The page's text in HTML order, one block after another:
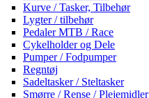
Kurve / Tasker, Tilbehør
Lygter / tilbehør
Pedaler MTB / Race
Cykelholder og Dele
Pumper / Fodpumper
Regntøj
Sadeltasker / Steltasker
Smørre / Rense / Plejemidler